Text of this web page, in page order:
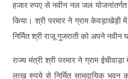
हजार रुपए से नवीन नल जल योजनांतर्गत
किया। श्री परमार ने ग्राम केवड़ाखेड़ी
निर्मित श्री राजू गुजराती को अपने नवीन
राज्य मंत्री श्री परमार ने ग्राम
लाख रुपये से निर्मित सामुदायिक भवन